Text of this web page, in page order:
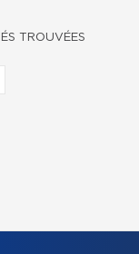
TROUVÉES